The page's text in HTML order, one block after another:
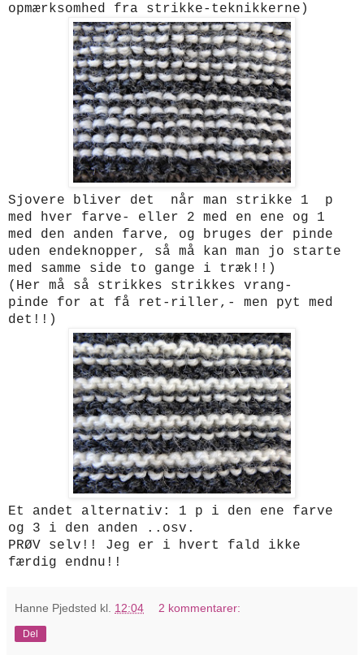
opmærksomhed fra strikke-teknikkerne)
Sjovere bliver det når man strikke 1 p
med hver farve- eller 2 med en ene og 1
med den anden farve, og bruges der pinde
uden endeknopper, så må kan man jo starte
med samme side to gange i træk!!)
(Her må så strikkes strikkes vrang-
pinde for at få ret-riller,- men pyt med
det!!)
Et andet alternativ: 1 p i den ene farve
og 3 i den anden ..osv.
PRØV selv!! Jeg er i hvert fald ikke
færdig endnu!!
Hanne Pjedsted kl. 12:04 2 kommentarer:
Del